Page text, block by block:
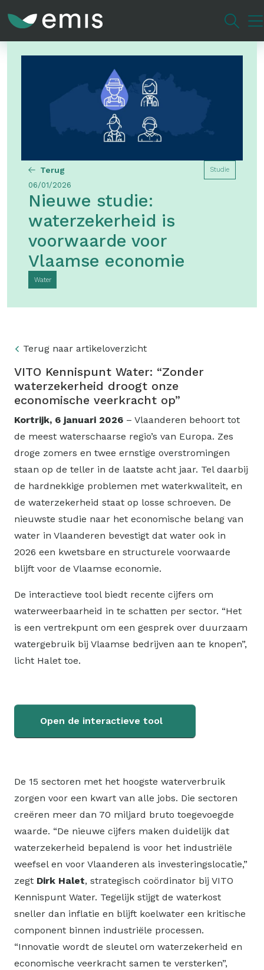
gaan
Terug Studie
06/01/2026
Nieuwe studie:
waterzekerheid is
voorwaarde voor
Vlaamse economie
Water
Terug naar artikeloverzicht
VITO Kennispunt Water: “Zonder
waterzekerheid droogt onze
economische veerkracht op”
Kortrijk, 6 januari 2026 – Vlaanderen behoort tot
de meest waterschaarse regio’s van Europa. Zes
droge zomers en twee ernstige overstromingen
staan op de teller in de laatste acht jaar. Tel daarbij
de hardnekkige problemen met waterkwaliteit, en
de waterzekerheid staat op losse schroeven. De
nieuwste studie naar het economische belang van
water in Vlaanderen bevestigt dat water ook in
2026 een kwetsbare en structurele voorwaarde
blijft voor de Vlaamse economie.
De interactieve tool biedt recente cijfers om
waterweerbaarheid in te schatten per sector. “Het
is een vertrekpunt om een gesprek over duurzaam
watergebruik bij Vlaamse bedrijven aan te knopen”,
licht Halet toe.
Open de interactieve tool
De 15 sectoren met het hoogste waterverbruik
zorgen voor een kwart van alle jobs. Die sectoren
creëren meer dan 70 miljard bruto toegevoegde
waarde. “De nieuwe cijfers maken duidelijk dat
waterzekerheid bepalend is voor het industriële
weefsel en voor Vlaanderen als investeringslocatie,”
zegt Dirk Halet, strategisch coördinator bij VITO
Kennispunt Water. Tegelijk stijgt de waterkost
sneller dan inflatie en blijft koelwater een kritische
component binnen industriële processen.
“Innovatie wordt de sleutel om waterzekerheid en
economische veerkracht samen te versterken”,